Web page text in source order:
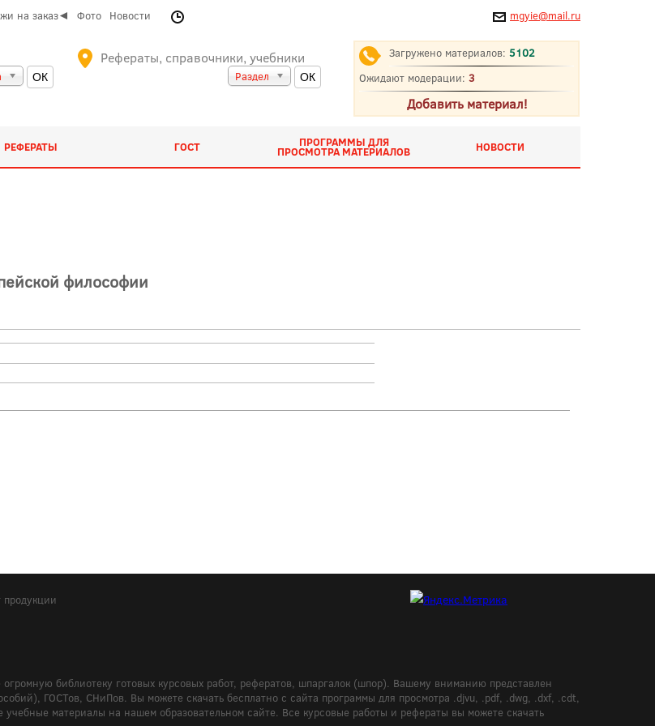
на заказ◄ Фото Новости mgyie@mail.ru
Рефераты, справочники, учебники
Раздел
Загружено материалов: 5102
Ожидают модерации: 3
Добавить материал!
РЕФЕРАТЫ ГОСТ ПРОГРАММЫ ДЛЯ
ПРОСМОТРА МАТЕРИАЛОВ НОВОСТИ
философии
продукции
библиотеку готовых курсовых работ, рефератов, шпаргалок (шпор). Вашему вниманию представлен
ГОСТов, СНиПов. Вы можете скачать бесплатно с сайта программы для просмотра .djvu, .pdf, .dwg, .dxf, .cdt,
материалы на нашем образовательном сайте. Все курсовые работы и рефераты вы можете скачать